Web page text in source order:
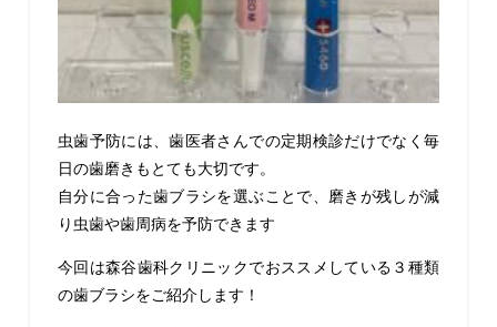
虫歯予防には、歯医者さんでの定期検診だけでなく毎
日の歯磨きもとても大切です。
自分に合った歯ブラシを選ぶことで、磨きが残しが減
り虫歯や歯周病を予防できます
今回は森谷歯科クリニックでおススメしている３種類
の歯ブラシをご紹介します！